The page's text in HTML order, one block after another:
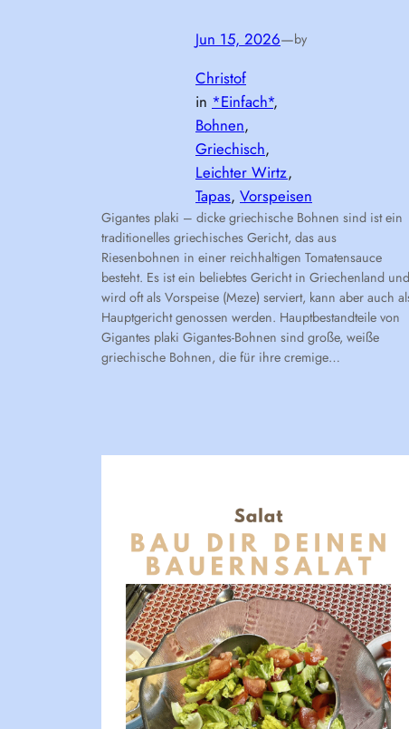
Jun 15, 2026—by
Christof
in *Einfach*
Bohnen
Griechisch
Leichter Wirtz
Tapas, Vorspeisen
Gigantes plaki – dicke griechische Bohnen sind ist ein
traditionelles griechisches Gericht, das aus
Riesenbohnen in einer reichhaltigen Tomatensauce
besteht. Es ist ein beliebtes Gericht in Griechenland und
wird oft als Vorspeise (Meze) serviert, kann aber auch
Hauptgericht genossen werden. Hauptbestandteile von
Gigantes plaki Gigantes-Bohnen sind große, weiße
griechische Bohnen, die für ihre cremige…